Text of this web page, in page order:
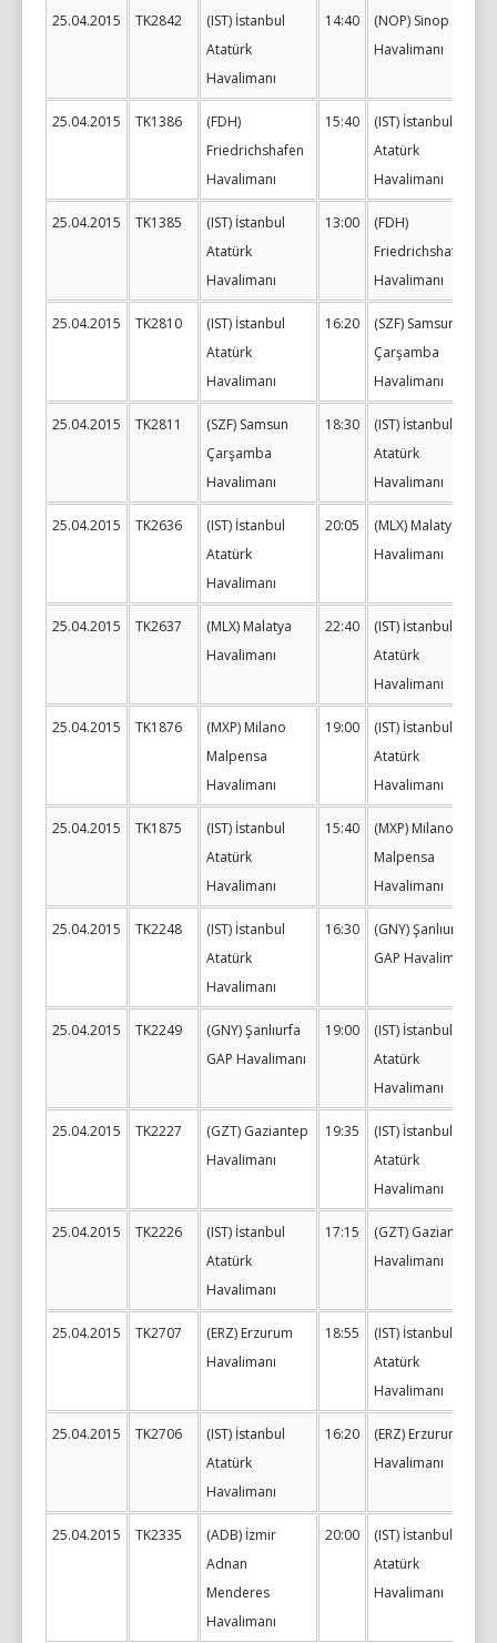
25.04.2015 TK2842
(IST) İstanbul
Atatürk
Havalimanı
14:40
(NOP) Sinop
Havalimanı
25.04.2015 TK1386
(FDH)
Friedrichshafen
Havalimanı
15:40
(IST) İstanbul
Atatürk
Havalimanı
25.04.2015 TK1385
(IST) İstanbul
Atatürk
Havalimanı
13:00
(FDH)
Friedrichshafen
Havalimanı
25.04.2015 TK2810
(IST) İstanbul
Atatürk
Havalimanı
16:20
(SZF) Samsun
Çarşamba
Havalimanı
25.04.2015 TK2811
(SZF) Samsun
Çarşamba
Havalimanı
18:30
(IST) İstanbul
Atatürk
Havalimanı
25.04.2015 TK2636
(IST) İstanbul
Atatürk
Havalimanı
20:05
(MLX) Malatya
Havalimanı
25.04.2015 TK2637
(MLX) Malatya
Havalimanı
22:40
(IST) İstanbul
Atatürk
Havalimanı
25.04.2015 TK1876
(MXP) Milano
Malpensa
Havalimanı
19:00
(IST) İstanbul
Atatürk
Havalimanı
25.04.2015 TK1875
(IST) İstanbul
Atatürk
Havalimanı
15:40
(MXP) Milano
Malpensa
Havalimanı
25.04.2015 TK2248
(IST) İstanbul
Atatürk
Havalimanı
16:30
(GNY) Şanlıurfa
GAP Havalimanı
25.04.2015 TK2249
(GNY) Şanlıurfa
GAP Havalimanı
19:00
(IST) İstanbul
Atatürk
Havalimanı
25.04.2015 TK2227
(GZT) Gaziantep
Havalimanı
19:35
(IST) İstanbul
Atatürk
Havalimanı
25.04.2015 TK2226
(IST) İstanbul
Atatürk
Havalimanı
17:15
(GZT) Gaziantep
Havalimanı
25.04.2015 TK2707
(ERZ) Erzurum
Havalimanı
18:55
(IST) İstanbul
Atatürk
Havalimanı
25.04.2015 TK2706
(IST) İstanbul
Atatürk
Havalimanı
16:20
(ERZ) Erzurum
Havalimanı
25.04.2015 TK2335
(ADB) İzmir
Adnan
Menderes
Havalimanı
20:00
(IST) İstanbul
Atatürk
Havalimanı